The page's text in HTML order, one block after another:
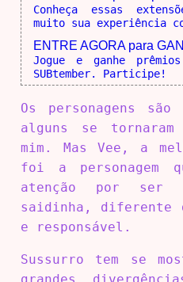
Conheça essas
muito sua experiência
ENTRE AGORA para
Jogue e ganhe
SUBtember. Participe!
Os personagens
alguns se tornaram
mim. Mas Vee, a
foi a personagem
atenção por ser
saidinha, diferente
e responsável.
Sussurro tem se